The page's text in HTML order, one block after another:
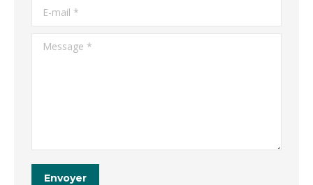
E-mail *
Message *
Envoyer